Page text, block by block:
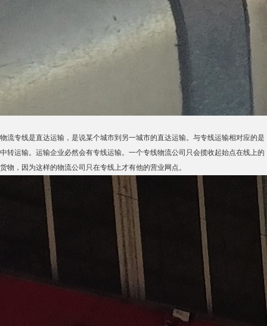
物流专线是直达运输，是说某个城市到另一城市的直达运输。与专线运输相对应的是
中转运输。运输企业必然会有专线运输。一个专线物流公司只会揽收起始点在线上的
货物，因为这样的物流公司只在专线上才有他的营业网点。